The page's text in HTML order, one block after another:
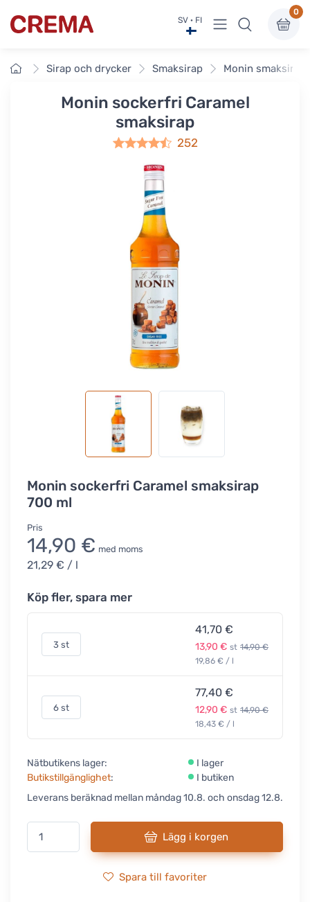
Crema SV · FI Visa undermeny
0
Framsidan
Sirap och drycker Smaksirap Monin smaksirap
Monin sockerfri Caramel
smaksirap
252
Monin sockerfri Caramel smaksirap
700 ml
Pris
14,90 € med moms
21,29 € / l
Köp fler, spara mer
3 st
41,70 €
13,90 € st 14,90 €
19,86 € / l
6 st
77,40 €
12,90 € st 14,90 €
18,43 € / l
Nätbutikens lager:
I lager
Butikstillgänglighet:
I butiken
Leverans beräknad mellan måndag 10.8. och onsdag 12.8.
Lägg i korgen
Spara till favoriter